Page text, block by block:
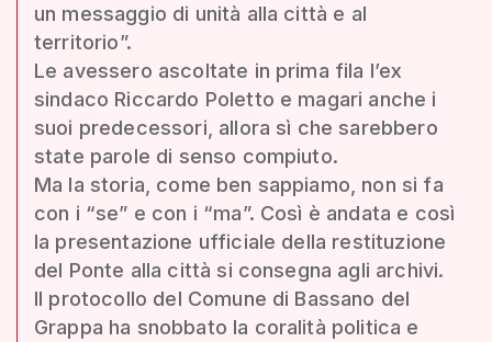
un messaggio di unità alla città e al
territorio”.
Le avessero ascoltate in prima fila l’ex
sindaco Riccardo Poletto e magari anche i
suoi predecessori, allora sì che sarebbero
state parole di senso compiuto.
Ma la storia, come ben sappiamo, non si fa
con i “se” e con i “ma”. Così è andata e così
la presentazione ufficiale della restituzione
del Ponte alla città si consegna agli archivi.
Il protocollo del Comune di Bassano del
Grappa ha snobbato la coralità politica e